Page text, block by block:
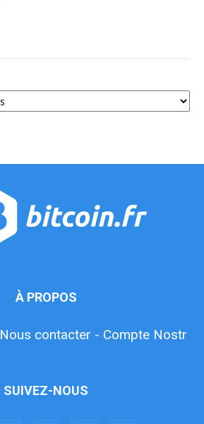
À PROPOS
Nous contacter - Compte Nostr
SUIVEZ-NOUS